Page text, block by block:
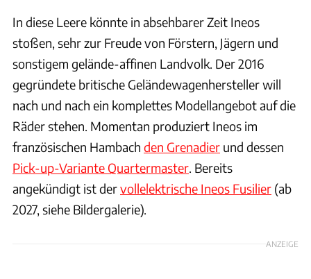
In diese Leere könnte in absehbarer Zeit Ineos
stoßen, sehr zur Freude von Förstern, Jägern und
sonstigem gelände-affinen Landvolk. Der 2016
gegründete britische Geländewagenhersteller will
nach und nach ein komplettes Modellangebot auf die
Räder stehen. Momentan produziert Ineos im
französischen Hambach den Grenadier und dessen
Pick-up-Variante Quartermaster. Bereits
angekündigt ist dervollelektrische Ineos Fusilier (ab
2027, siehe Bildergalerie).
ANZEIGE